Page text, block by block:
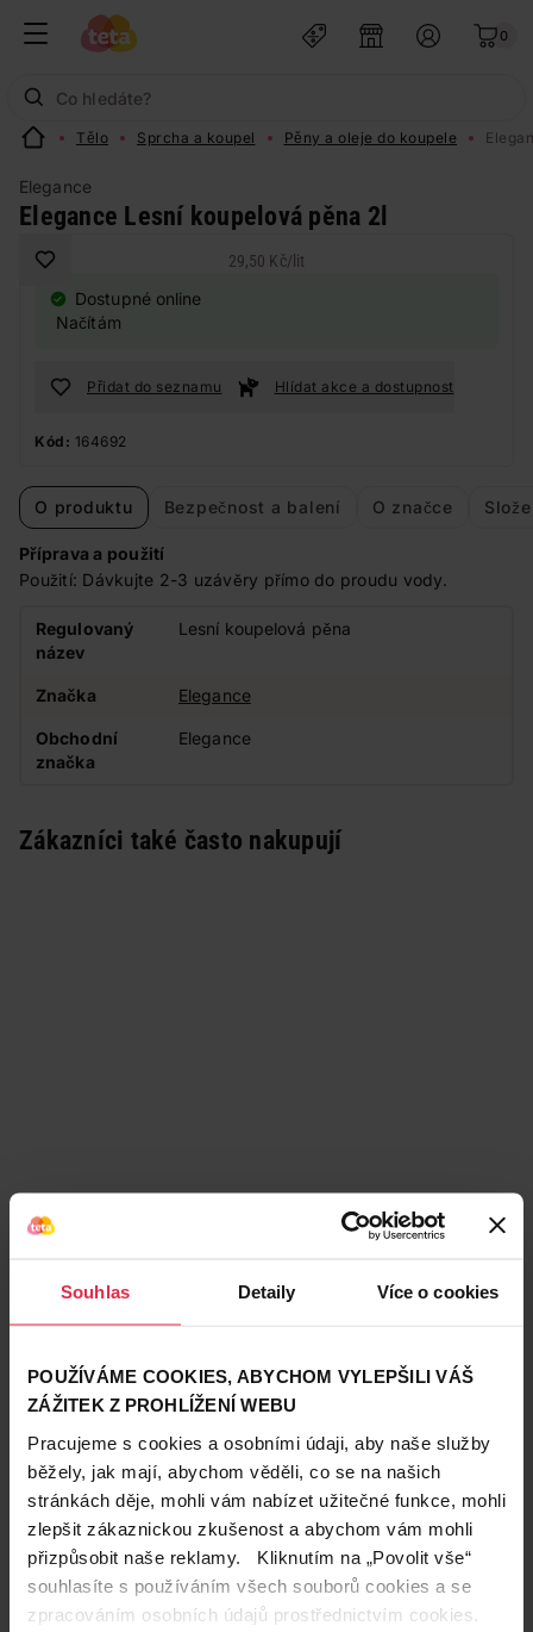
Souhlas Detaily Více o cookies
POUŽÍVÁME COOKIES, ABYCHOM VYLEPŠILI VÁŠ
ZÁŽITEK Z PROHLÍŽENÍ WEBU
Pracujeme s cookies a osobními údaji, aby naše služby
běžely, jak mají, abychom věděli, co se na našich
stránkách děje, mohli vám nabízet užitečné funkce, mohli
zlepšit zákaznickou zkušenost a abychom vám mohli
přizpůsobit naše reklamy. Kliknutím na „Povolit vše“
souhlasíte s používáním všech souborů cookies a se
zpracováním osobních údajů prostřednictvím cookies.
0
Tělo Sprcha a koupel Pěny a oleje do koupele
Elegance
Elegance Lesní koupelová pěna 2l
29,50 Kč/ lit
Dostupné online
Načítám
Přidat do seznamu Hlídat akce a dostupnost
Kód: 164692
O produktu Bezpečnost a balení O značce
Příprava a použití
Použití: Dávkujte 2-3 uzávěry přímo do proudu vody.
Regulovaný
název
Lesní koupelová pěna
Značka Elegance
Obchodní
značka
Elegance
Zákazníci také často nakupují
Podobné produkty